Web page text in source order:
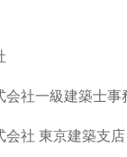
会社一級建築士事
会社 東京建築支店